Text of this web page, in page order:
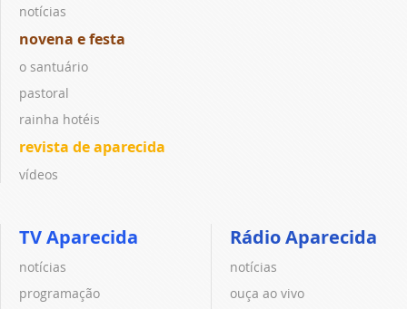
notícias
novena e festa
o santuário
pastoral
rainha hotéis
revista de aparecida
vídeos
TV Aparecida
notícias
programação
Rádio Aparecida
notícias
ouça ao vivo